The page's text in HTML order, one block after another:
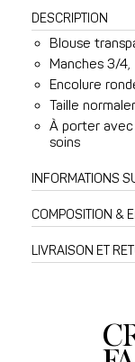
en
dentelle
DESCRIPTION
Blouse
Manches 3/4,
Encolure
Taille
À porter avec
soins
INFORMATIONS
COMPOSITION &
LIVRAISON ET